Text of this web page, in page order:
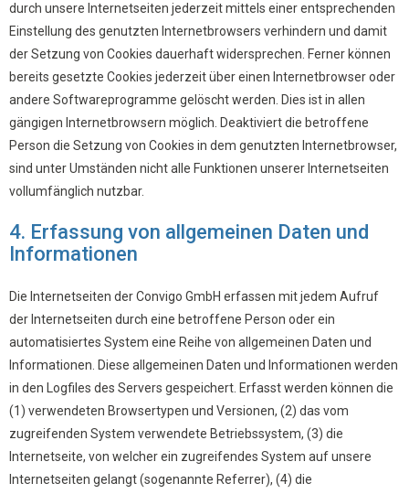
durch unsere Internetseiten jederzeit mittels einer entsprechenden
Einstellung des genutzten Internetbrowsers verhindern und damit
der Setzung von Cookies dauerhaft widersprechen. Ferner können
bereits gesetzte Cookies jederzeit über einen Internetbrowser oder
andere Softwareprogramme gelöscht werden. Dies ist in allen
gängigen Internetbrowsern möglich. Deaktiviert die betroffene
Person die Setzung von Cookies in dem genutzten Internetbrowser,
sind unter Umständen nicht alle Funktionen unserer Internetseiten
vollumfänglich nutzbar.
4. Erfassung von allgemeinen Daten und
Informationen
Die Internetseiten der Convigo GmbH erfassen mit jedem Aufruf
der Internetseiten durch eine betroffene Person oder ein
automatisiertes System eine Reihe von allgemeinen Daten und
Informationen. Diese allgemeinen Daten und Informationen werden
in den Logfiles des Servers gespeichert. Erfasst werden können die
(1) verwendeten Browsertypen und Versionen, (2) das vom
zugreifenden System verwendete Betriebssystem, (3) die
Internetseite, von welcher ein zugreifendes System auf unsere
Internetseiten gelangt (sogenannte Referrer), (4) die